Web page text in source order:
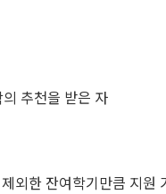
추천을 받은 자
외한 잔여학기만큼 지원